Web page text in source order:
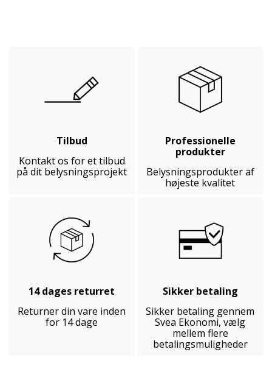
Tilbud
Kontakt os for et tilbud
på dit belysningsprojekt
Professionelle
produkter
Belysningsprodukter af
højeste kvalitet
14 dages returret
Returner din vare inden
for 14 dage
Sikker betaling
Sikker betaling gennem
Svea Ekonomi, vælg
mellem flere
betalingsmuligheder